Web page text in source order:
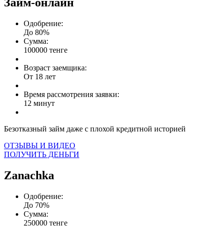
Займ-онлайн
Одобрение:
До 80%
Сумма:
100000 тенге
Возраст заемщика:
От 18 лет
Время рассмотрения заявки:
12 минут
Безотказный займ даже с плохой кредитной историей
ОТЗЫВЫ И ВИДЕО
ПОЛУЧИТЬ ДЕНЬГИ
Zanachka
Одобрение:
До 70%
Сумма:
250000 тенге